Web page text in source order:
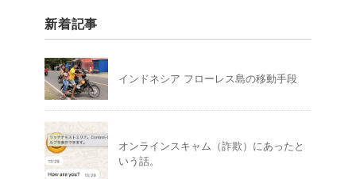
新着記事
インドネシア フローレス島の移動手段
オンラインスキャム（詐欺）にあったと
いう話。